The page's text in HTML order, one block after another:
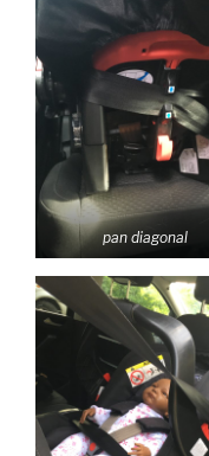
pan diagonal